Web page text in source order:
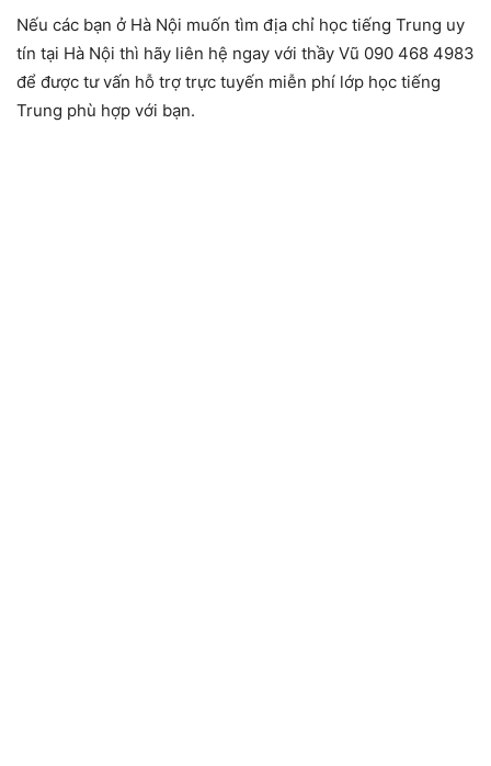
Nếu các bạn ở Hà Nội muốn tìm địa chỉ học tiếng Trung uy
tín tại Hà Nội thì hãy liên hệ ngay với thầy Vũ 090 468 4983
để được tư vấn hỗ trợ trực tuyến miễn phí lớp học tiếng
Trung phù hợp với bạn.